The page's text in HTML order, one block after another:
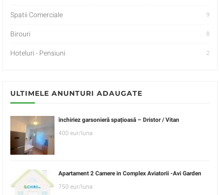
Spatii Comerciale 9
Birouri 8
Hoteluri - Pensiuni 2
ULTIMELE ANUNTURI ADAUGATE
închiriez garsonieră spațioasă – Dristor / Vitan
400 eur/luna
Apartament 2 Camere in Complex Aviatorii -Avi Garden
750 eur/luna